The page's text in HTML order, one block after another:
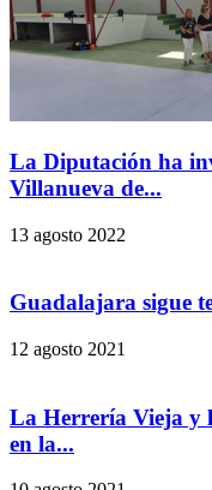
La Diputación ha
Villanueva de...
13 agosto 2022
Guadalajara sigue
12 agosto 2021
La Herrería Vieja y
en la...